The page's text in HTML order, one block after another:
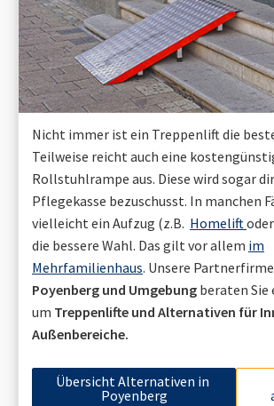
Nicht immer ist ein Treppenlift die
Teilweise reicht auch eine
Rollstuhlrampe aus. Diese wird sogar
Pflegekasse bezuschusst. In manchen
vielleicht ein Aufzug (z.B. Homeliftoder
die bessere Wahl. Das gilt vor allem im
Mehrfamilienhaus. Unsere
Poyenberg und Umgebung beraten Sie
um Treppenlifte und Alternativen für
Außenbereiche.
Übersicht Alternativen in
Poyenberg